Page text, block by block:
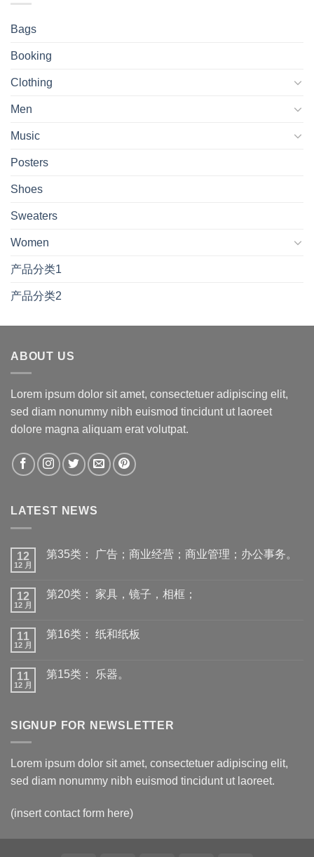
Bags
Booking
Clothing
Men
Music
Posters
Shoes
Sweaters
Women
产品分类1
产品分类2
ABOUT US
Lorem ipsum dolor sit amet, consectetuer adipiscing elit,
sed diam nonummy nibh euismod tincidunt ut laoreet
dolore magna aliquam erat volutpat.
LATEST NEWS
12
12 月
第35类： 广告；商业经营；商业管理；办公事务。
12
12 月
第20类： 家具，镜子，相框；
11
12 月
第16类： 纸和纸板
11
12 月
第15类： 乐器。
SIGNUP FOR NEWSLETTER
Lorem ipsum dolor sit amet, consectetuer adipiscing elit,
sed diam nonummy nibh euismod tincidunt ut laoreet.
(insert contact form here)